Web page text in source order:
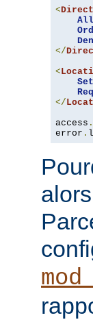
<
</
<
</
access .
error .